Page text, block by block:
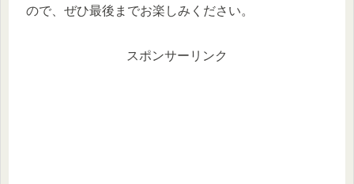
ので、ぜひ最後までお楽しみください。
スポンサーリンク